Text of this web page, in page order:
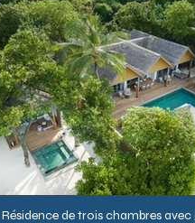
Plage Piscine Quatre
s'articule autour de la
Plage Piscine Deux Chambres,
récemment rénovée, et
élégant salon, une grande
une vaste terrasse extérieure
kiosque et coin repas. Cette
résidence centrale est reliée
Villas Plage avec bassins de
côté.
Résidence de trois chambres avec